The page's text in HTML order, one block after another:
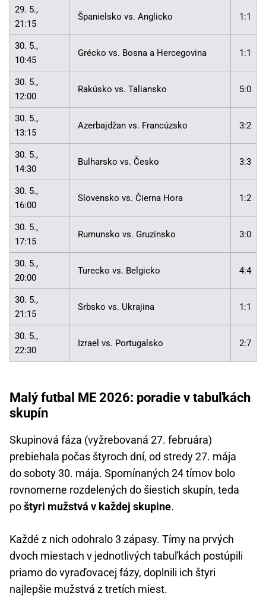
29. 5.,
21:15
Španielsko vs. Anglicko 1:1
30. 5.,
10:45
Grécko vs. Bosna a Hercegovina 1:1
30. 5.,
12:00
Rakúsko vs. Taliansko 5:0
30. 5.,
13:15
Azerbajdžan vs. Francúzsko 3:2
30. 5.,
14:30
Bulharsko vs. Česko 3:3
30. 5.,
16:00
Slovensko vs. Čierna Hora 1:2
30. 5.,
17:15
Rumunsko vs. Gruzínsko 3:0
30. 5.,
20:00
Turecko vs. Belgicko 4:4
30. 5.,
21:15
Srbsko vs. Ukrajina 1:1
30. 5.,
22:30
Izrael vs. Portugalsko 2:7
Malý futbal ME 2026: poradie v tabuľkách
skupín
Skupinová fáza (vyžrebovaná 27. februára)
prebiehala počas štyroch dní, od stredy 27. mája
do soboty 30. mája. Spomínaných 24 tímov bolo
rovnomerne rozdelených do šiestich skupín, teda
poštyri mužstvá v každej skupine.
Každé z nich odohralo 3 zápasy. Tímy na prvých
dvoch miestach v jednotlivých tabuľkách postúpili
priamo do vyraďovacej fázy, doplnili ich štyri
najlepšie mužstvá z tretích miest.